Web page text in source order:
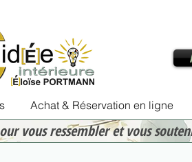
Achat & Réservation en ligne
vous ressembler et vous